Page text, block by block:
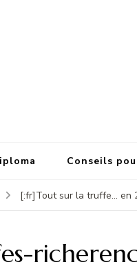
Conseils
[:fr]Tout sur la truffe... en